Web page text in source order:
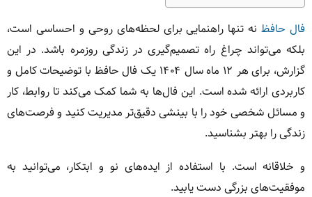
فال حافظنه تنها راهنمایی برای لحظه‌های روحی و احساسی است،
بلکه می‌تواند چراغ راه تصمیم‌گیری در زندگی روزمره باشد. در این
گزارش، برای هر ۱۲ ماه سال ۱۴۰۴ یک فال حافظ با توضیحات کامل و
کاربردی ارائه شده است. این فال‌ها به شما کمک می‌کند تا روابط، کار
و مسائل شخصی خود را با بینشی دقیق‌تر مدیریت کنید و فرصت‌های
زندگی را بهتر بشناسید.
و خلاقانه است. با استفاده از ایده‌های نو و ابتکار، می‌توانید به
موفقیت‌های بزرگی دست یابید.